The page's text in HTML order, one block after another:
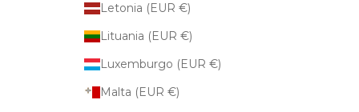
Letonia (EUR €)
Lituania (EUR €)
Luxemburgo (EUR €)
Malta (EUR €)